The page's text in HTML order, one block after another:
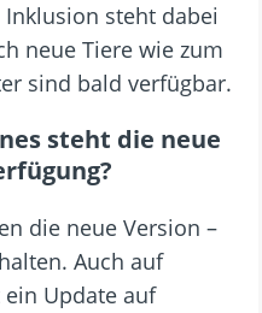
steht dabei
neue Tiere wie zum
sind bald verfügbar.
steht die neue
die neue Version –
Auch auf
Update auf